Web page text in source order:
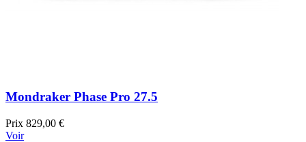
Mondraker Phase Pro 27.5
Prix 829,00 €
Voir